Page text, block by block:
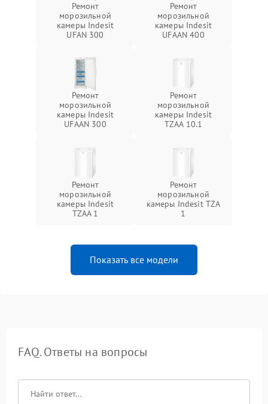
Ремонт
морозильной
камеры Indesit
UFAN 300
Ремонт
морозильной
камеры Indesit
UFAAN 400
Ремонт
морозильной
камеры Indesit
UFAAN 300
Ремонт
морозильной
камеры Indesit
TZAA 10.1
Ремонт
морозильной
камеры Indesit
TZAA 1
Ремонт
морозильной
камеры Indesit TZA
1
Показать все модели
FAQ. Ответы на вопросы